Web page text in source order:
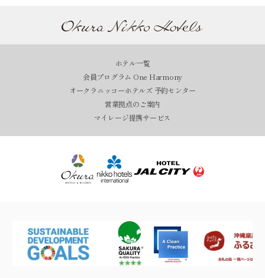
ホテル一覧
会員プログラム One Harmony
オークラニッコーホテルズ 予約センター
営業拠点のご案内
マイレージ提携サービス